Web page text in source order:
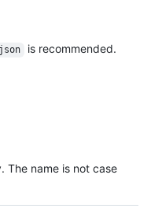
is recommended.
The name is not case